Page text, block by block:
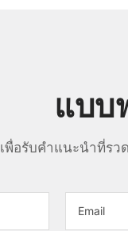
แบบ
เพื่อรับคำแนะนำที่รว